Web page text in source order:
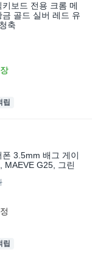
보드 전용 크롬 메
골드 실버 레드 유
축
립
3.5mm 배그 게이
MAEVE G25, 그린
립